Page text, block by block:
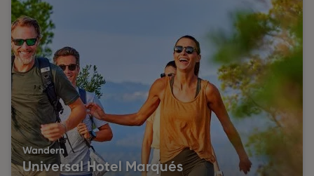
Wandern
Universal Hotel Marqués